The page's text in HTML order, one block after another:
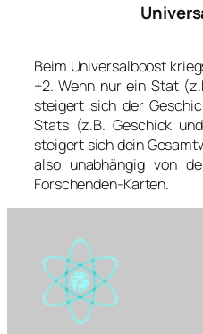
Beim Universalboost
+2. Wenn nur ein Stat
steigert sich der
Stats (z.B. Geschick
steigert sich dein
also unabhängig von
Forschenden-Karten.